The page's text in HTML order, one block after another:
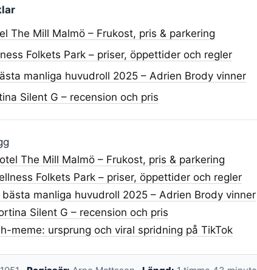
The Mill Malmö – Frukost, pris & parkering
Folkets Park – priser, öppettider och regler
manliga huvudroll 2025 – Adrien Brody vinner
Silent G – recension och pris
The Mill Malmö – Frukost, pris & parkering
Folkets Park – priser, öppettider och regler
bästa manliga huvudroll 2025 – Adrien Brody vinner
Silent G – recension och pris
meme: ursprung och viral spridning på TikTok